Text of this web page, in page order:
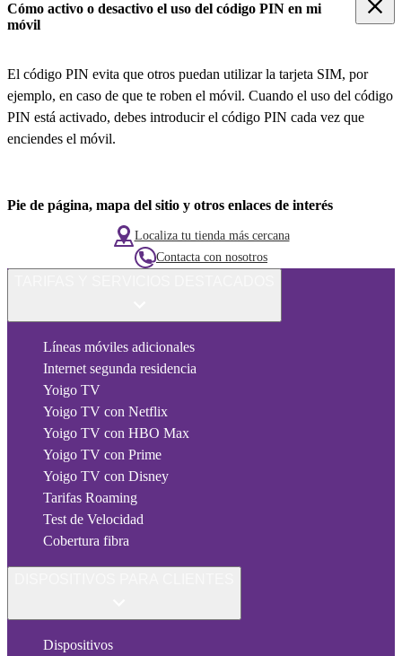
Cómo activo o desactivo el uso del código PIN en mi
móvil
El código PIN evita que otros puedan utilizar la tarjeta SIM, por
ejemplo, en caso de que te roben el móvil. Cuando el uso del código
PIN está activado, debes introducir el código PIN cada vez que
enciendes el móvil.
Pie de página, mapa del sitio y otros enlaces de interés
Localiza tu tienda más cercana
Contacta con nosotros
Líneas móviles adicionales
Internet segunda residencia
Yoigo TV
Yoigo TV con Netflix
Yoigo TV con HBO Max
Yoigo TV con Prime
Yoigo TV con Disney
Tarifas Roaming
Test de Velocidad
Cobertura fibra
Dispositivos